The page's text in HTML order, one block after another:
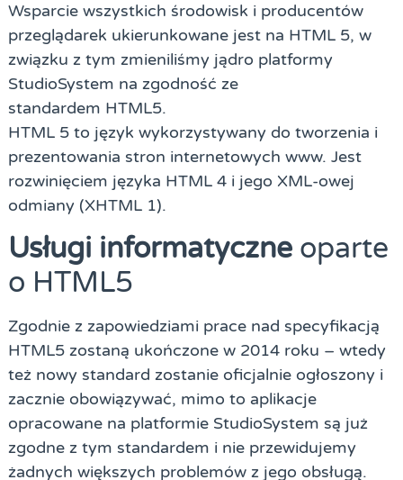
Wsparcie wszystkich środowisk i producentów
przeglądarek ukierunkowane jest na HTML 5, w
związku z tym zmieniliśmy jądro platformy
StudioSystem na zgodność ze
standardem HTML5.
HTML 5to język wykorzystywany do tworzenia i
prezentowania stron internetowych www. Jest
rozwinięciem języka HTML 4 i jego XML-owej
odmiany (XHTML 1).
Usługi informatyczneoparte
o HTML5
Zgodnie z zapowiedziami prace nad specyfikacją
HTML5 zostaną ukończone w 2014 roku – wtedy
też nowy standard zostanie oficjalnie ogłoszony i
zacznie obowiązywać, mimo to aplikacje
opracowane na platformie StudioSystem są już
zgodne z tym standardem i nie przewidujemy
żadnych większych problemów z jego obsługą.